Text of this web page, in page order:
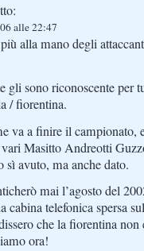
alle 22:47
alla mano degli
gli sono riconoscente per
/ fiorentina.
va a finire il campionato,
Masitto Andreotti
sì avuto, ma anche dato.
mai l’agosto del
cabina telefonica spersa
che la fiorentina
ora!